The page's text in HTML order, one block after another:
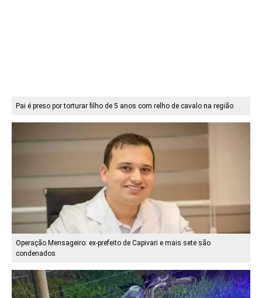
Pai é preso por torturar filho de 5 anos com relho de cavalo na região
Operação Mensageiro: ex-prefeito de Capivari e mais sete são
condenados